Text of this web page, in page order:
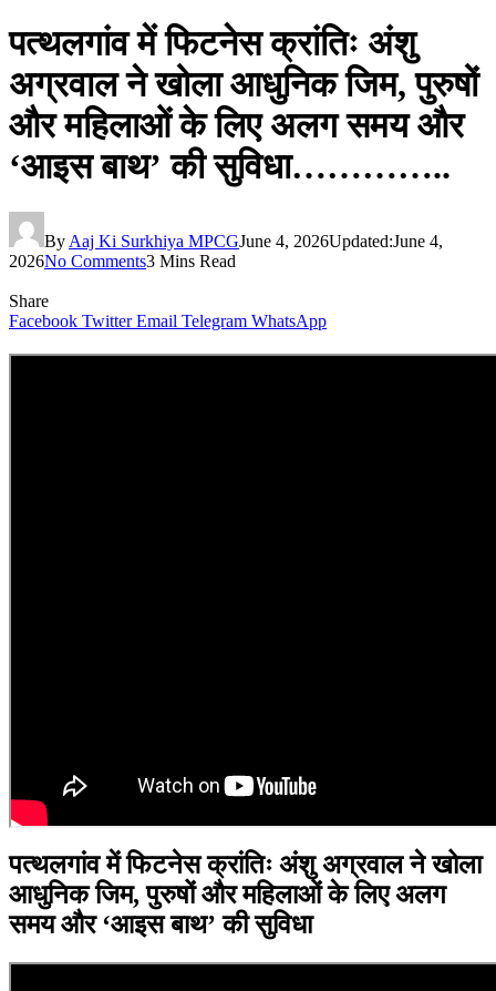
पत्थलगांव में फिटनेस क्रांतिः अंशु
अग्रवाल ने खोला आधुनिक जिम, पुरुषों
और महिलाओं के लिए अलग समय और
‘आइस बाथ’ की सुविधा…………..
By Aaj Ki Surkhiya MPCGJune 4, 2026Updated:June 4,
2026No Comments3 Mins Read
Share
Facebook Twitter Email Telegram WhatsApp
पत्थलगांव में फिटनेस क्रांतिः अंशु अग्रवाल ने खोला
आधुनिक जिम, पुरुषों और महिलाओं के लिए अलग
समय और ‘आइस बाथ’ की सुविधा